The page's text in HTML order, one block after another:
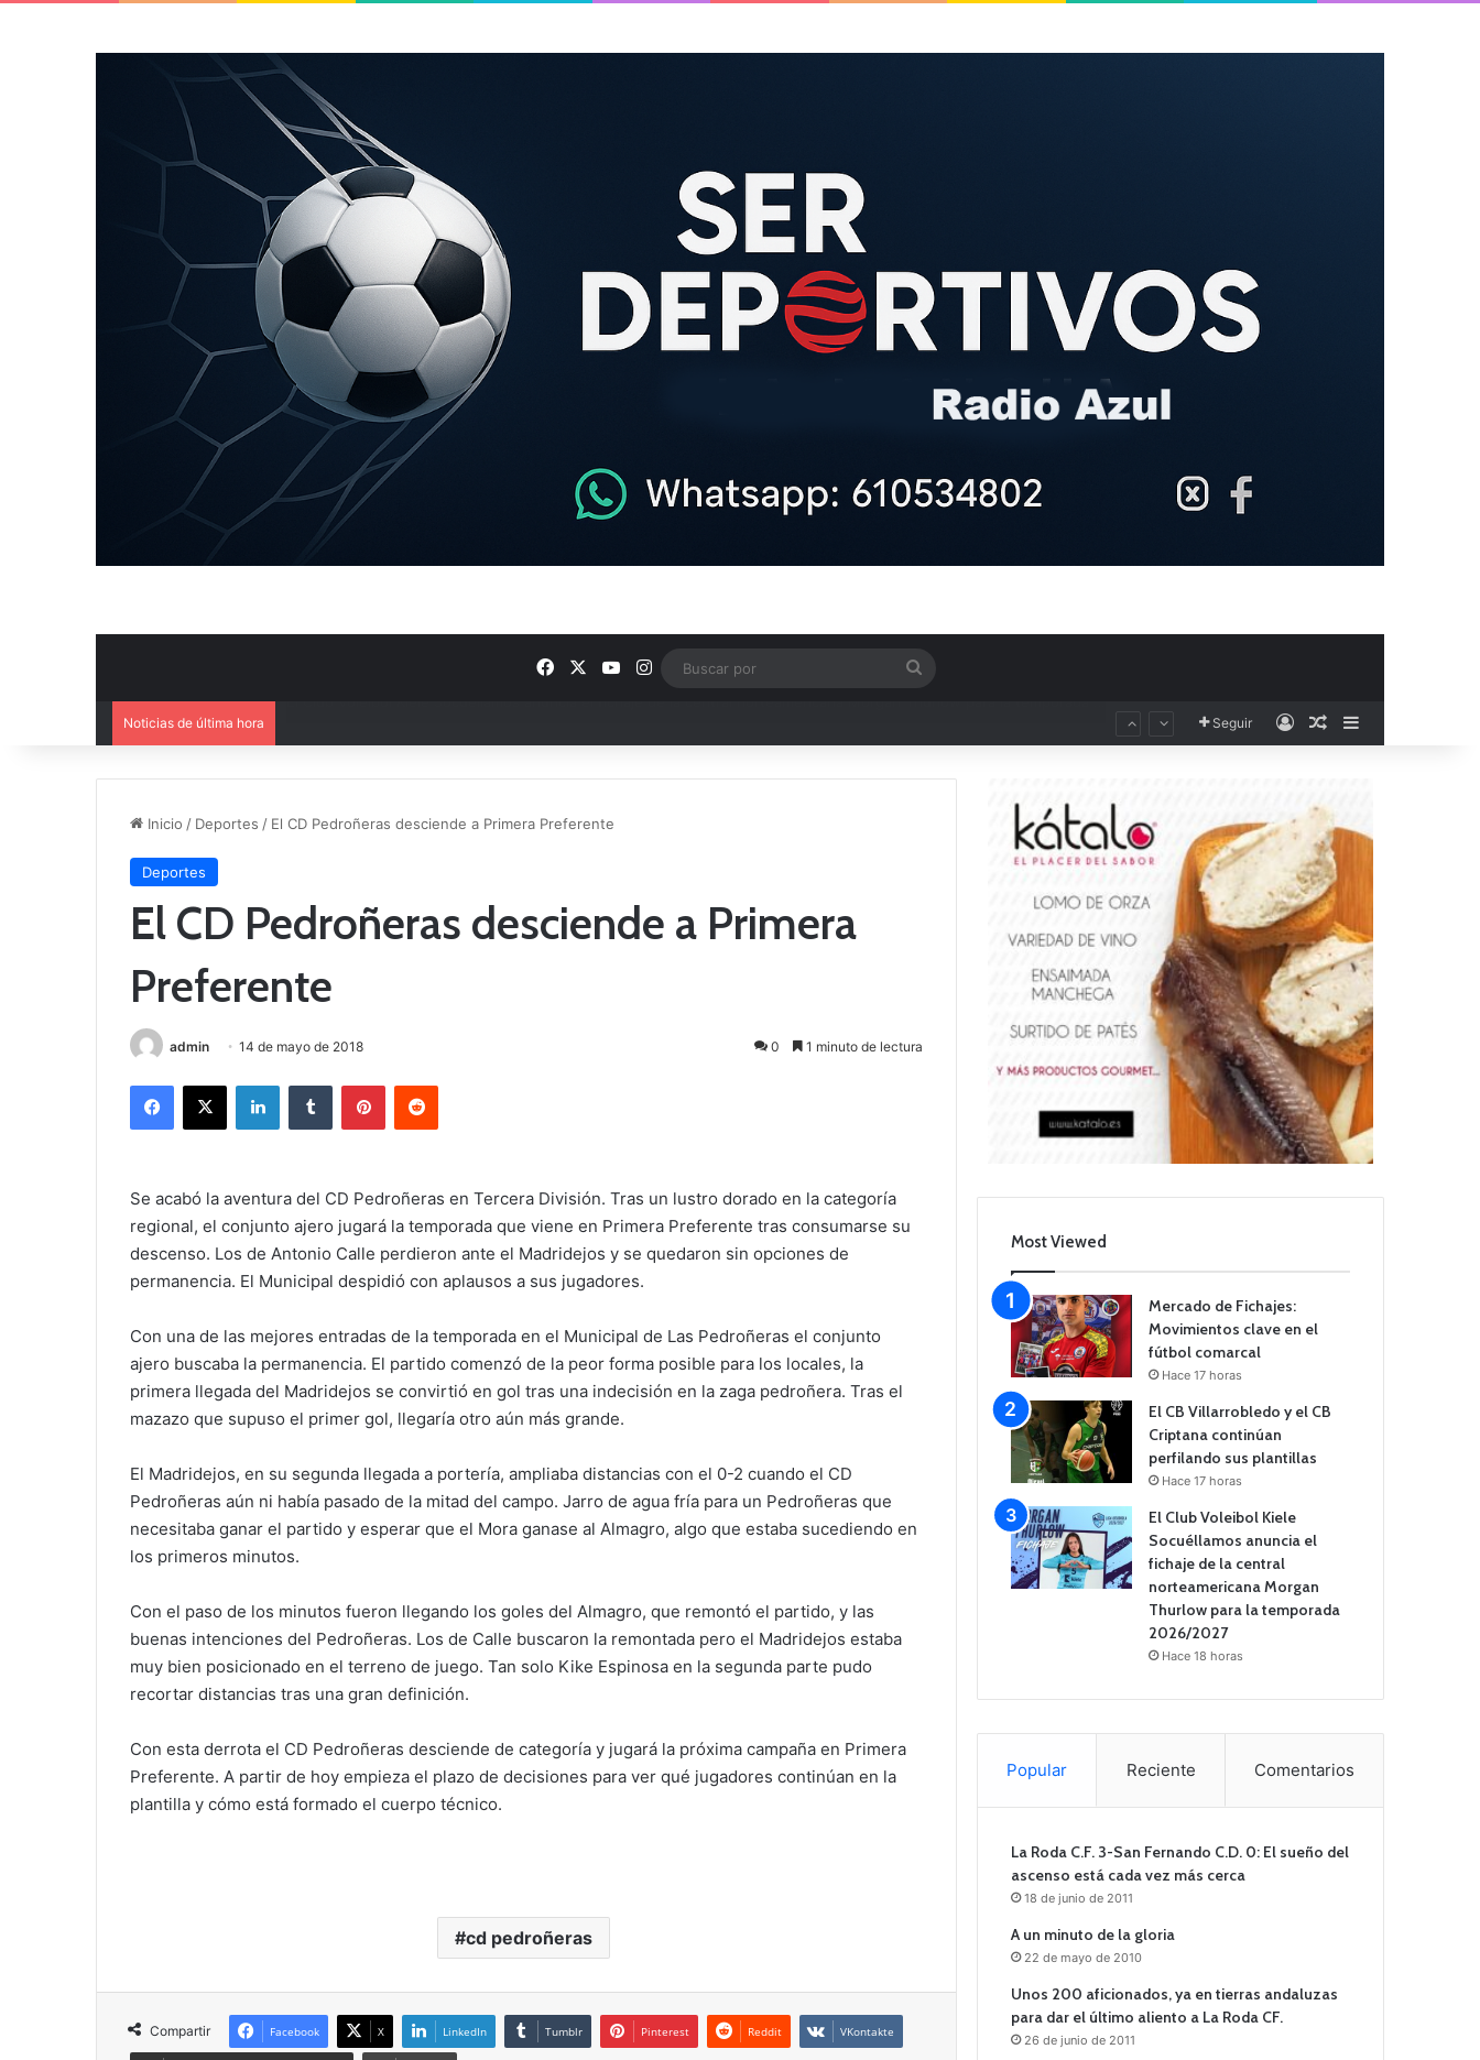
FacebookYouTube
Instagram
Noticias de última hora Seguir AccesoPublicación al
Inicio / Deportes / El CD Pedroñeras desciende a Primera Preferente
Deportes
El CD Pedroñeras desciende a Primera
Preferente
admin 14 de mayo de 2018 0 1 minuto de lectura
Se acabó la aventura del CD Pedroñeras en Tercera División. Tras un lustro dorado en la categoría
regional, el conjunto ajero jugará la temporada que viene en Primera Preferente tras consumarse su
descenso. Los de Antonio Calle perdieron ante el Madridejos y se quedaron sin opciones de
permanencia. El Municipal despidió con aplausos a sus jugadores.
Con una de las mejores entradas de la temporada en el Municipal de Las Pedroñeras el conjunto
ajero buscaba la permanencia. El partido comenzó de la peor forma posible para los locales, la
primera llegada del Madridejos se convirtió en gol tras una indecisión en la zaga pedroñera. Tras el
mazazo que supuso el primer gol, llegaría otro aún más grande.
El Madridejos, en su segunda llegada a portería, ampliaba distancias con el 0-2 cuando el CD
Pedroñeras aún ni había pasado de la mitad del campo. Jarro de agua fría para un Pedroñeras que
necesitaba ganar el partido y esperar que el Mora ganase al Almagro, algo que estaba sucediendo en
los primeros minutos.
Con el paso de los minutos fueron llegando los goles del Almagro, que remontó el partido, y las
buenas intenciones del Pedroñeras. Los de Calle buscaron la remontada pero el Madridejos estaba
muy bien posicionado en el terreno de juego. Tan solo Kike Espinosa en la segunda parte pudo
recortar distancias tras una gran definición.
Con esta derrota el CD Pedroñeras desciende de categoría y jugará la próxima campaña en Primera
Preferente. A partir de hoy empieza el plazo de decisiones para ver qué jugadores continúan en la
plantilla y cómo está formado el cuerpo técnico.
cd pedroñeras
Compartir Facebook X LinkedIn Tumblr Pinterest Reddit VKontakte
Most Viewed
Mercado de Fichajes:
Movimientos clave en el
fútbol comarcal
Hace 17 horas
El CB Villarrobledo y el CB
Criptana continúan
perfilando sus plantillas
Hace 17 horas
El Club Voleibol Kiele
Socuéllamos anuncia el
fichaje de la central
norteamericana Morgan
Thurlow para la temporada
2026/2027
Hace 18 horas
Popular Reciente Comentarios
La Roda C.F. 3-San Fernando C.D. 0: El sueño del
ascenso está cada vez más cerca
18 de junio de 2011
A un minuto de la gloria
22 de mayo de 2010
Unos 200 aficionados, ya en tierras andaluzas
para dar el último aliento a La Roda CF.
26 de junio de 2011